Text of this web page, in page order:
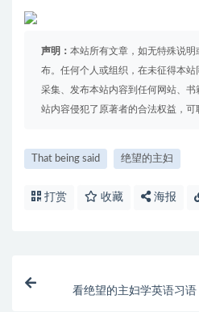
声明： 本站所有文章，如无特殊说
布。任何个人或组织，在未征得本站
采集、发布本站内容到任何网站、
站内容侵犯了原著者的合法权益，可
That being said 绝望的主妇
打赏 收藏 海报
看绝望的主妇学英语习